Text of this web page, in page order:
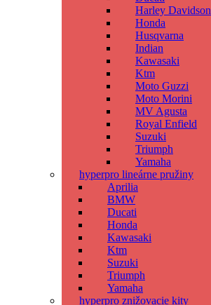
Harley Davidson
Honda
Husqvarna
Indian
Kawasaki
Ktm
Moto Guzzi
Moto Morini
MV Agusta
Royal Enfield
Suzuki
Triumph
Yamaha
hyperpro lineárne pružiny
Aprilia
BMW
Ducati
Honda
Kawasaki
Ktm
Suzuki
Triumph
Yamaha
hyperpro znižovacie kity